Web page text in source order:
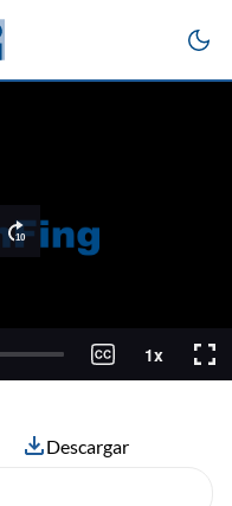
Descargar